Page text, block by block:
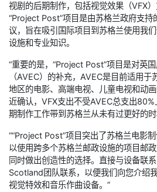
视剧的后期制作，包括视觉效果（VFX）
“Project Post”项目是由苏格兰政府支持
议，旨在吸引国际项目到苏格兰使用我
设施和专业知识。
“重要的是，“Project Post”项目是对英
（AVEC）的补充，AVEC是目前适用
地区的电影、高端电视、儿童电视和动
近确认，VFX支出不受AVEC总支出
期制作工作带到苏格兰从未有过更好的时
““Project Post”项目突出了苏格兰电影
以使用跨多个苏格兰邮政设施的项目邮
同时做出创造性的选择。直接与设备联
Scotland团队联系，以便我们向您介绍
视觉特效和音乐作曲设备。”